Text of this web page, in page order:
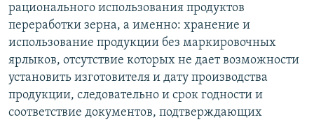
КРЫМ.НЕПОКОРЕННЫЙ
ELIFBE
УКРАИНСКАЯ ПРОБЛЕМА КРЫМА
рационального использования продуктов
переработки зерна, а именно: хранение и
использование продукции без маркировочных
ярлыков, отсутствие которых не дает возможности
установить изготовителя и дату производства
продукции, следовательно и срок годности и
соответствие документов, подтверждающих